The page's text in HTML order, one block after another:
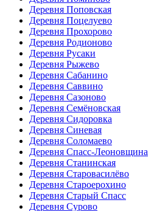
Деревня Поповская
Деревня Поцелуево
Деревня Прохорово
Деревня Родионово
Деревня Русаки
Деревня Рыжево
Деревня Сабанино
Деревня Саввино
Деревня Сазоново
Деревня Семёновская
Деревня Сидоровка
Деревня Синевая
Деревня Соломаево
Деревня Спасс-Леоновщина
Деревня Станинская
Деревня Старовасилёво
Деревня Староерохино
Деревня Старый Спасс
Деревня Сурово